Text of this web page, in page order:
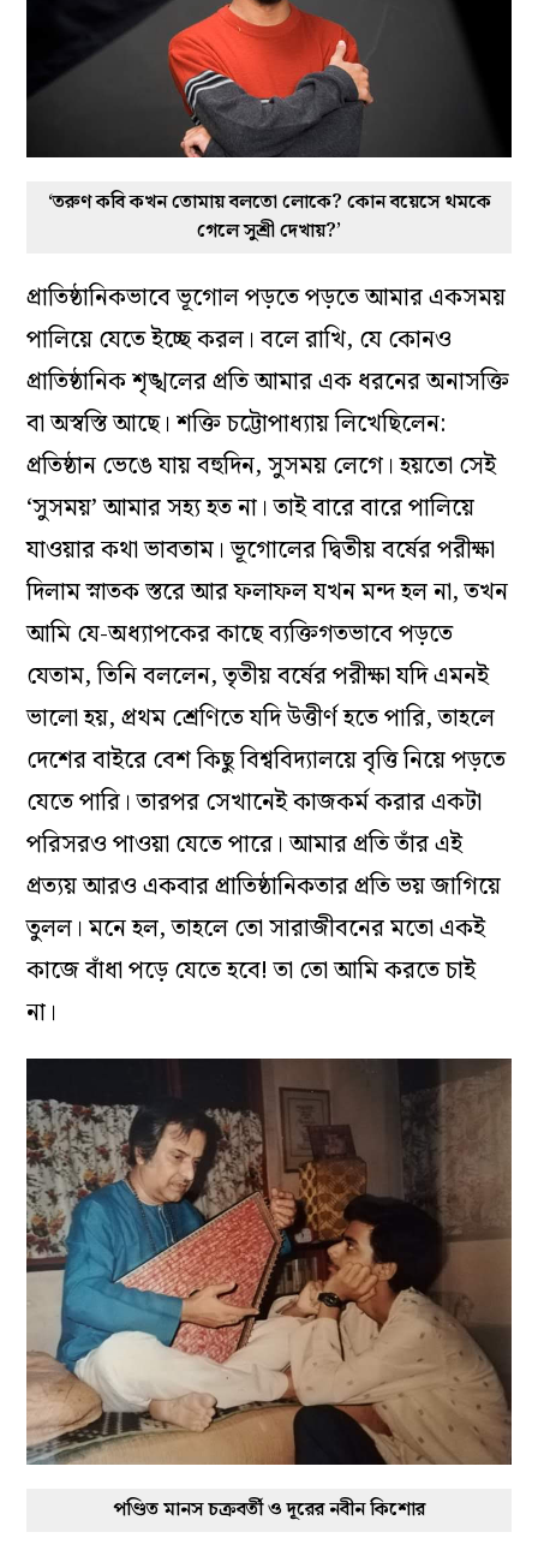
‘তরুণ কবি কখন তোমায় বলতো লোকে? কোন বয়েসে থমকে
গেলে সুশ্রী দেখায়?’
প্রাতিষ্ঠানিকভাবে ভূগোল পড়তে পড়তে আমার একসময়
পালিয়ে যেতে ইচ্ছে করল। বলে রাখি, যে কোনও
প্রাতিষ্ঠানিক শৃঙ্খলের প্রতি আমার এক ধরনের অনাসক্তি
বা অস্বস্তি আছে। শক্তি চট্টোপাধ্যায় লিখেছিলেন:
প্রতিষ্ঠান ভেঙে যায় বহুদিন, সুসময় লেগে।হয়তো সেই
‘সুসময়’ আমার সহ্য হত না। তাই বারে বারে পালিয়ে
যাওয়ার কথা ভাবতাম। ভূগোলের দ্বিতীয় বর্ষের পরীক্ষা
দিলাম স্নাতক স্তরে আর ফলাফল যখন মন্দ হল না, তখন
আমি যে-অধ্যাপকের কাছে ব্যক্তিগতভাবে পড়তে
যেতাম, তিনি বললেন, তৃতীয় বর্ষের পরীক্ষা যদি এমনই
ভালো হয়, প্রথম শ্রেণিতে যদি উত্তীর্ণ হতে পারি, তাহলে
দেশের বাইরে বেশ কিছু বিশ্ববিদ্যালয়ে বৃত্তি নিয়ে পড়তে
যেতে পারি। তারপর সেখানেই কাজকর্ম করার একটা
পরিসরও পাওয়া যেতে পারে। আমার প্রতি তাঁর এই
প্রত্যয় আরও একবার প্রাতিষ্ঠানিকতার প্রতি ভয় জাগিয়ে
তুলল। মনে হল, তাহলে তো সারাজীবনের মতো একই
কাজে বাঁধা পড়ে যেতে হবে! তা তো আমি করতে চাই
না।
পণ্ডিত মানস চক্রবর্তী ও দূরের নবীন কিশোর